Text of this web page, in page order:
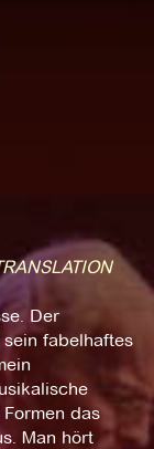
Der
fabelhaftes
das
Man hört